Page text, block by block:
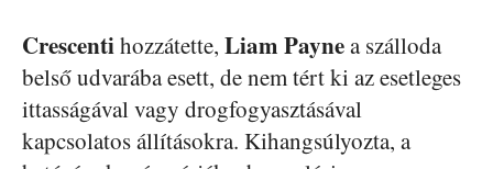
Crescentihozzátette, Liam Paynea szálloda
belső udvarába esett, de nem tért ki az esetleges
ittasságával vagy drogfogyasztásával
kapcsolatos állításokra. Kihangsúlyozta, a